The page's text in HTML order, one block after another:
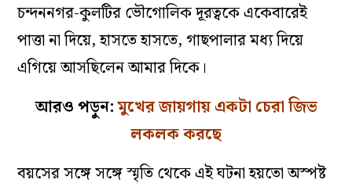
চন্দননগর-কুলটির ভৌগোলিক দূরত্বকে একেবারেই
পাত্তা না দিয়ে, হাসতে হাসতে, গাছপালার মধ্য দিয়ে
এগিয়ে আসছিলেন আমার দিকে।
আরও পড়ুন:মুখের জায়গায় একটা চেরা জিভ
লকলক করছে
বয়সের সঙ্গে সঙ্গে স্মৃতি থেকে এই ঘটনা হয়তো অস্পষ্ট